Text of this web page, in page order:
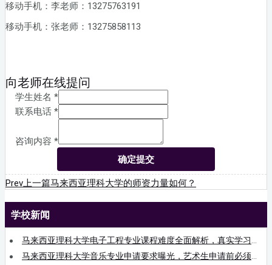
移动手机：李老师：13275763191
移动手机：张老师：13275858113
向老师在线提问
学生姓名 *
联系电话 *
咨询内容 *
确定提交
Prev上一篇马来西亚理科大学的师资力量如何？
学校新闻